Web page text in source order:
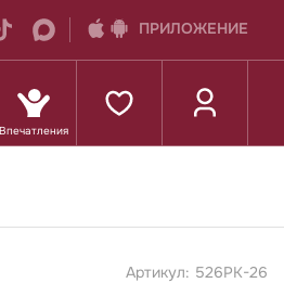
ПРИЛОЖЕНИЕ
Артикул: 526РК-26